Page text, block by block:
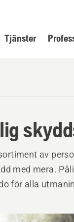
Tjänster
av
med mera.
för alla